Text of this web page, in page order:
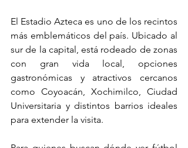
El Estadio Azteca es uno de los recintos
más emblemáticos del país. Ubicado al
sur de la capital, está rodeado de zonas
con gran vida local, opciones
gastronómicas y atractivos cercanos
como Coyoacán, Xochimilco, Ciudad
Universitaria y distintos barrios ideales
para extender la visita.